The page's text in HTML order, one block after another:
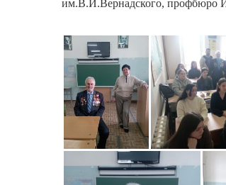
им.В.И.Вернадского,